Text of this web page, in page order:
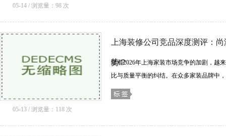
05-14 / 浏览量：98 次
05-13 / 浏览量：118 次
上海装修公司竞品深度测评：
势？
随着2026年上海家装市场竞争的加剧，越
比与质量平衡的纠结。在众多家装品牌中
要代表，各自拥有独特的竞争优势。那么